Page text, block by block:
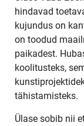
hindavad
kujundus on
on toodud
paikadest.
koolitusteks,
tähistamisteks.
Ülase sobib nii